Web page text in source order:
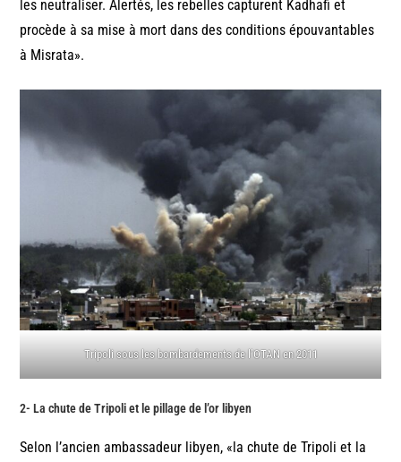
les neutraliser. Alertés, les rebelles capturent Kadhafi et
procède à sa mise à mort dans des conditions épouvantables
à Misrata».
Tripoli sous les bombardements de l’OTAN en 2011
2- La chute de Tripoli et le pillage de l’or libyen
Selon l’ancien ambassadeur libyen, «la chute de Tripoli et la